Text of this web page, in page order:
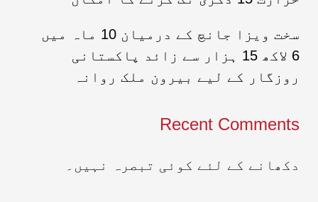
سخت ویزا جانچ کے درمیان 10 ماہ میں
6 لاکھ 15 ہزار سے زائد پاکستانی
روزگار کے لیے بیرون ملک روانہ
Recent Comments
دکھانے کے لئے کوئی تبصرہ نہیں۔